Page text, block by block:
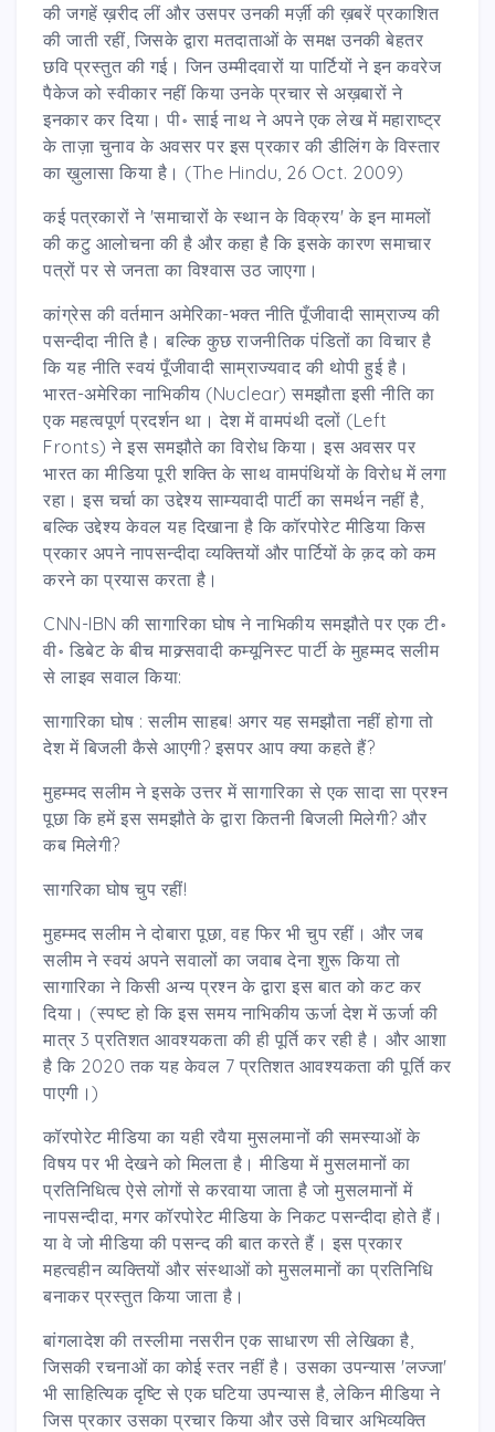
की जगहें ख़रीद लीं और उसपर उनकी मर्ज़ी की ख़बरें प्रकाशित
की जाती रहीं, जिसके द्वारा मतदाताओं के समक्ष उनकी बेहतर
छवि प्रस्तुत की गई। जिन उम्मीदवारों या पार्टियों ने इन कवरेज
पैकेज को स्वीकार नहीं किया उनके प्रचार से अख़बारों ने
इनकार कर दिया। पी॰ साई नाथ ने अपने एक लेख में महाराष्ट्र
के ताज़ा चुनाव के अवसर पर इस प्रकार की डीलिंग के विस्तार
का ख़ुलासा किया है। (The Hindu, 26 Oct. 2009)
कई पत्रकारों ने 'समाचारों के स्थान के विक्रय' के इन मामलों
की कटु आलोचना की है और कहा है कि इसके कारण समाचार
पत्रों पर से जनता का विश्वास उठ जाएगा।
कांग्रेस की वर्तमान अमेरिका-भक्त नीति पूँजीवादी साम्राज्य की
पसन्दीदा नीति है। बल्कि कुछ राजनीतिक पंडितों का विचार है
कि यह नीति स्वयं पूँजीवादी साम्राज्यवाद की थोपी हुई है।
भारत-अमेरिका नाभिकीय (Nuclear) समझौता इसी नीति का
एक महत्वपूर्ण प्रदर्शन था। देश में वामपंथी दलों (Left
Fronts) ने इस समझौते का विरोध किया। इस अवसर पर
भारत का मीडिया पूरी शक्ति के साथ वामपंथियों के विरोध में लगा
रहा। इस चर्चा का उद्देश्य साम्यवादी पार्टी का समर्थन नहीं है,
बल्कि उद्देश्य केवल यह दिखाना है कि कॉरपोरेट मीडिया किस
प्रकार अपने नापसन्दीदा व्यक्तियों और पार्टियों के क़द को कम
करने का प्रयास करता है।
CNN-IBN की सागारिका घोष ने नाभिकीय समझौते पर एक टी॰
वी॰ डिबेट के बीच माक्र्सवादी कम्यूनिस्ट पार्टी के मुहम्मद सलीम
से लाइव सवाल किया:
सागारिका घोष : सलीम साहब! अगर यह समझौता नहीं होगा तो
देश में बिजली कैसे आएगी? इसपर आप क्या कहते हैं?
मुहम्मद सलीम ने इसके उत्तर में सागारिका से एक सादा सा प्रश्न
पूछा कि हमें इस समझौते के द्वारा कितनी बिजली मिलेगी? और
कब मिलेगी?
सागरिका घोष चुप रहीं!
मुहम्मद सलीम ने दोबारा पूछा, वह फिर भी चुप रहीं। और जब
सलीम ने स्वयं अपने सवालों का जवाब देना शुरू किया तो
सागारिका ने किसी अन्य प्रश्न के द्वारा इस बात को कट कर
दिया। (स्पष्ट हो कि इस समय नाभिकीय ऊर्जा देश में ऊर्जा की
मात्र 3 प्रतिशत आवश्यकता की ही पूर्ति कर रही है। और आशा
है कि 2020 तक यह केवल 7 प्रतिशत आवश्यकता की पूर्ति कर
पाएगी।)
कॉरपोरेट मीडिया का यही रवैया मुसलमानों की समस्याओं के
विषय पर भी देखने को मिलता है। मीडिया में मुसलमानों का
प्रतिनिधित्व ऐसे लोगों से करवाया जाता है जो मुसलमानों में
नापसन्दीदा, मगर कॉरपोरेट मीडिया के निकट पसन्दीदा होते हैं।
या वे जो मीडिया की पसन्द की बात करते हैं। इस प्रकार
महत्वहीन व्यक्तियों और संस्थाओं को मुसलमानों का प्रतिनिधि
बनाकर प्रस्तुत किया जाता है।
बांगलादेश की तस्लीमा नसरीन एक साधारण सी लेखिका है,
जिसकी रचनाओं का कोई स्तर नहीं है। उसका उपन्यास 'लज्जा'
भी साहित्यिक दृष्टि से एक घटिया उपन्यास है, लेकिन मीडिया ने
जिस प्रकार उसका प्रचार किया और उसे विचार अभिव्यक्ति